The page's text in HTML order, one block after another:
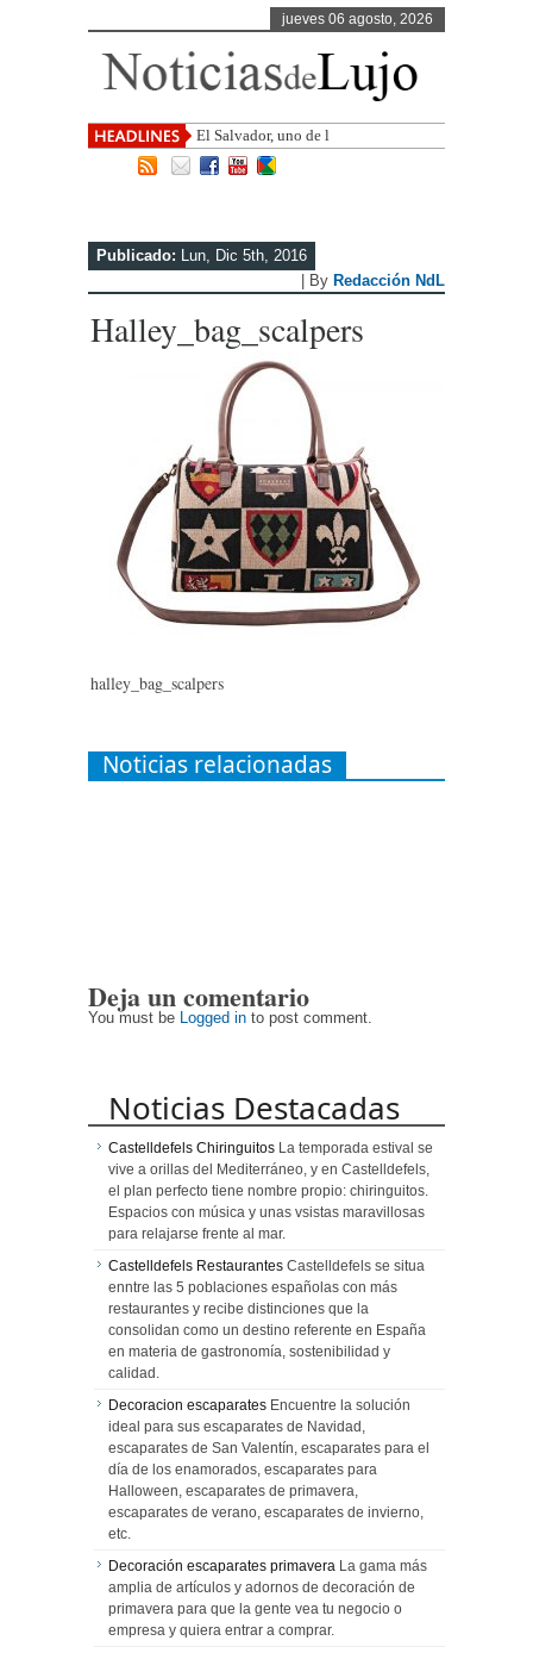
jueves 06 agosto, 2026
El Salvador, uno de los destinos con
mayor p
Publicado: Lun, Dic 5th, 2016
| By Redacción NdL
Halley_bag_scalpers
halley_bag_scalpers
Noticias relacionadas
Deja un comentario
You must be Logged in to post comment.
Noticias Destacadas
Castelldefels Chiringuitos La temporada estival se
vive a orillas del Mediterráneo, y en Castelldefels,
el plan perfecto tiene nombre propio: chiringuitos.
Espacios con música y unas vsistas maravillosas
para relajarse frente al mar.
Castelldefels Restaurantes Castelldefels se situa
enntre las 5 poblaciones españolas con más
restaurantes y recibe distinciones que la
consolidan como un destino referente en España
en materia de gastronomía, sostenibilidad y
calidad.
Decoracion escaparates Encuentre la solución
ideal para sus escaparates de Navidad,
escaparates de San Valentín, escaparates para el
día de los enamorados, escaparates para
Halloween, escaparates de primavera,
escaparates de verano, escaparates de invierno,
etc.
Decoración escaparates primavera La gama más
amplia de artículos y adornos de decoración de
primavera para que la gente vea tu negocio o
empresa y quiera entrar a comprar.